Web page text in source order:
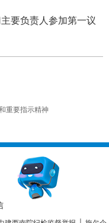
要负责人参加第一议
重要指示精神